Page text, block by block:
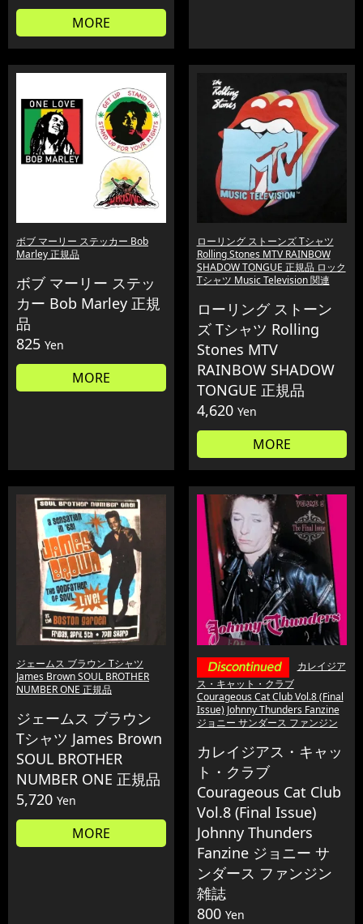
MORE
ボブ マーリー ステッカー Bob
Marley 正規品
ボブ マーリー ステッ
カー Bob Marley 正規
品
825 Yen
MORE
ローリング ストーンズ Tシャツ
Rolling Stones MTV RAINBOW
SHADOW TONGUE 正規品 ロック
Tシャツ Music Television 関連
ローリング ストーン
ズ Tシャツ Rolling
Stones MTV
RAINBOW SHADOW
TONGUE 正規品
4,620 Yen
MORE
ジェームス ブラウン Tシャツ
James Brown SOUL BROTHER
NUMBER ONE 正規品
ジェームス ブラウン
Tシャツ James Brown
SOUL BROTHER
NUMBER ONE 正規品
5,720 Yen
MORE
カレイジア
ス・キャット・クラブ
Courageous Cat Club Vol.8 (Final
Issue) Johnny Thunders Fanzine
ジョニー サンダース ファンジン
カレイジアス・キャッ
ト・クラブ
Courageous Cat Club
Vol.8 (Final Issue)
Johnny Thunders
Fanzine ジョニー サ
ンダース ファンジン
雑誌
800 Yen